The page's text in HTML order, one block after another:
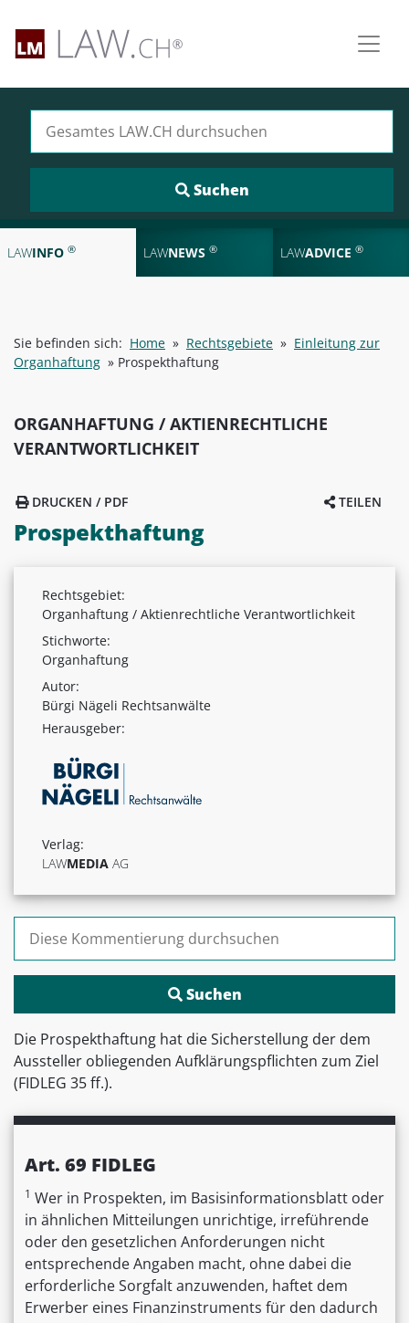
LAWINFO ® LAWNEWS ® LAWADVICE ®
Sie befinden sich: Home » Rechtsgebiete » Einleitung zur
Organhaftung » Prospekthaftung
ORGANHAFTUNG / AKTIENRECHTLICHE
VERANTWORTLICHKEIT
TEILEN
DRUCKEN / PDF
Prospekthaftung
Rechtsgebiet:
Organhaftung / Aktienrechtliche Verantwortlichkeit
Stichworte:
Organhaftung
Autor:
Bürgi Nägeli Rechtsanwälte
Herausgeber:
Verlag:
LAWMEDIA AG
Suchen nach:
Die Prospekthaftung hat die Sicherstellung der dem
Aussteller obliegenden Aufklärungspflichten zum Ziel
(FIDLEG 35 ff.).
Art. 69 FIDLEG
1 Wer in Prospekten, im Basisinformationsblatt oder
in ähnlichen Mitteilungen unrichtige, irreführende
oder den gesetzlichen Anforderungen nicht
entsprechende Angaben macht, ohne dabei die
erforderliche Sorgfalt anzuwenden, haftet dem
Erwerber eines Finanzinstruments für den dadurch